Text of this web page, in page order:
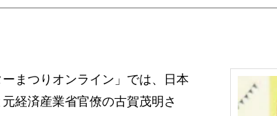
まつりオンライン」では、日本
経済産業省官僚の古賀茂明さ